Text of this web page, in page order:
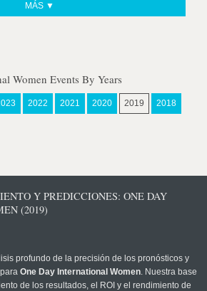
MÁS ▼
Women Events By Years
2022 2021 2020 2019 2018
Y PREDICCIONES: ONE DAY
(2019)
profundo de la precisión de los pronósticos y
One Day International Women. Nuestra base
de los resultados, el ROI y el rendimiento de